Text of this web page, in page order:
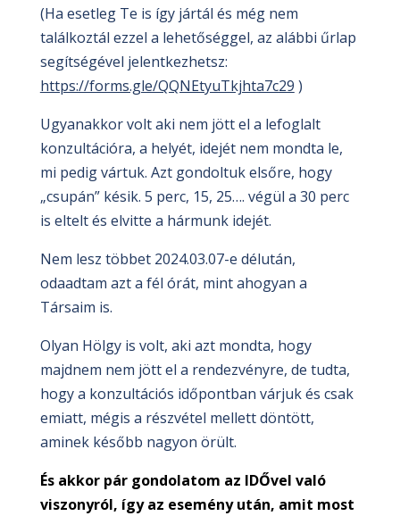
(Ha esetleg Te is így jártál és még nem
találkoztál ezzel a lehetőséggel, az alábbi űrlap
segítségével jelentkezhetsz:
https://forms.gle/QQNEtyuTkjhta7c29 )
Ugyanakkor volt aki nem jött el a lefoglalt
konzultációra, a helyét, idejét nem mondta le,
mi pedig vártuk. Azt gondoltuk elsőre, hogy
„csupán” késik. 5 perc, 15, 25…. végül a 30 perc
is eltelt és elvitte a hármunk idejét.
Nem lesz többet 2024.03.07-e délután,
odaadtam azt a fél órát, mint ahogyan a
Társaim is.
Olyan Hölgy is volt, aki azt mondta, hogy
majdnem nem jött el a rendezvényre, de tudta,
hogy a konzultációs időpontban várjuk és csak
emiatt, mégis a részvétel mellett döntött,
aminek később nagyon örült.
És akkor pár gondolatom az IDŐvel való
viszonyról, így az esemény után, amit most